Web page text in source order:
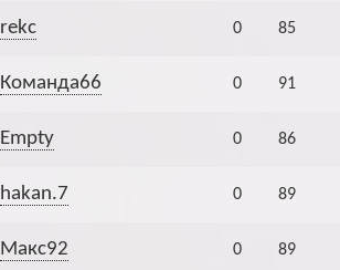
rekc 0 85
Команда66 0 91
Empty 0 86
hakan.7 0 89
Макс92 0 89